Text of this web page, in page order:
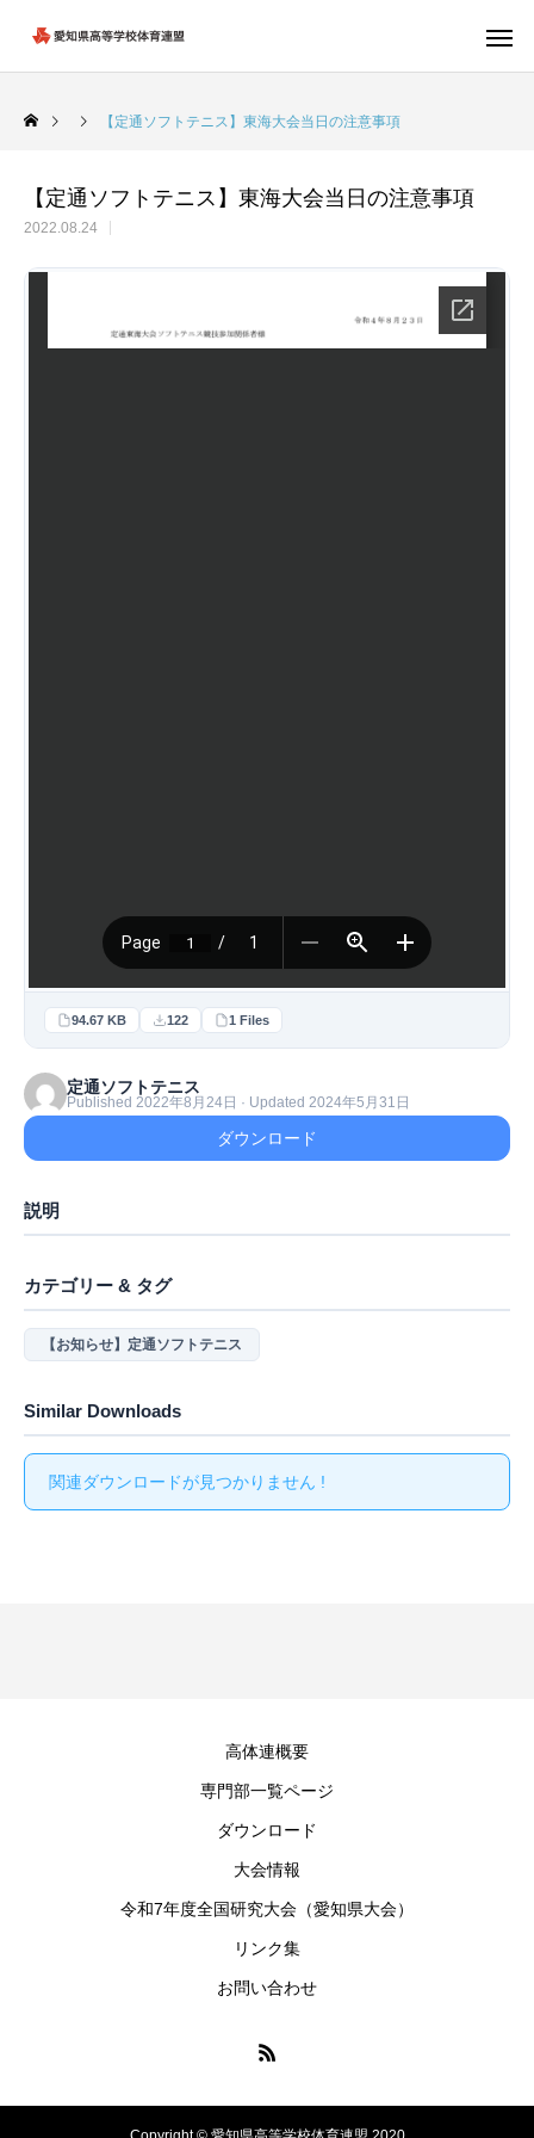
【定通ソフトテニス】東海大会当日の注意事項
【定通ソフトテニス】東海大会当日の注意事項
2022.08.24
94.67 KB 122 1 Files
定通ソフトテニス
Published 2022年8月24日 · Updated 2024年5月31日
ダウンロード
説明
カテゴリー & タグ
【お知らせ】定通ソフトテニス
Similar Downloads
関連ダウンロードが見つかりません !
高体連概要
専門部一覧ページ
ダウンロード
大会情報
令和7年度全国研究大会（愛知県大会）
リンク集
お問い合わせ